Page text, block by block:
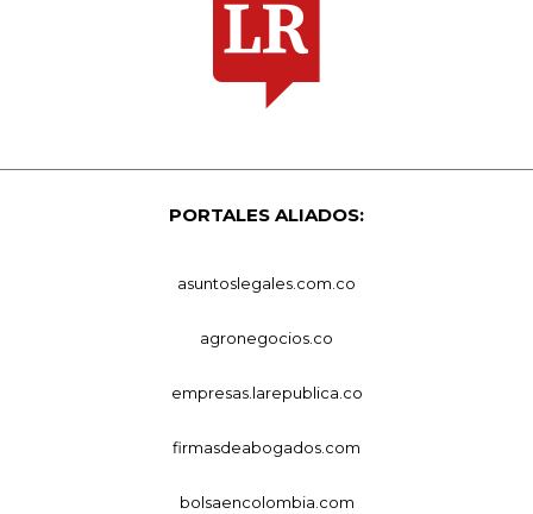
PORTALES ALIADOS:
asuntoslegales.com.co
agronegocios.co
empresas.larepublica.co
firmasdeabogados.com
bolsaencolombia.com